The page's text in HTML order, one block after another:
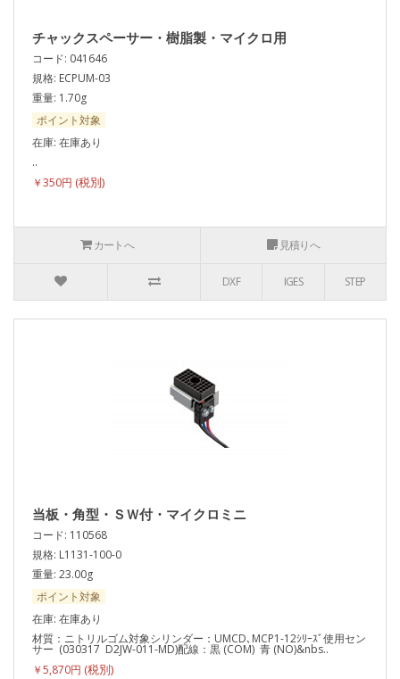
チャックスペーサー・樹脂製・マイクロ用
コード: 041646
規格: ECPUM-03
重量: 1.70g
ポイント対象
在庫: 在庫あり
..
￥350円
カートへ 見積りへ
DXF IGES STEP
当板・角型・ＳＷ付・マイクロミニ
コード: 110568
規格: L1131-100-0
重量: 23.00g
ポイント対象
在庫: 在庫あり
材質：ニトリルゴム対象シリンダー：UMCD､MCP1-12ｼﾘｰｽﾞ使用セン
サー (030317 D2JW-011-MD)配線：黒 (COM) 青 (NO)&nbs..
￥5,870円